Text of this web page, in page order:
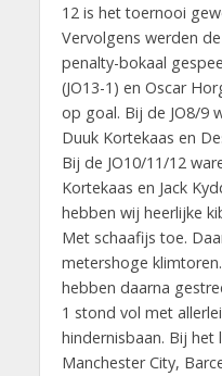
12 is het toernooi
Vervolgens werden
penalty-bokaal
(JO13-1) en Oscar
op goal. Bij de JO8/9
Duuk Kortekaas en
Bij de JO10/11/12
Kortekaas en Jack
hebben wij heerlijke
Met schaafijs toe.
metershoge
hebben daarna
1 stond vol met
hindernisbaan. Bij het
Manchester City,